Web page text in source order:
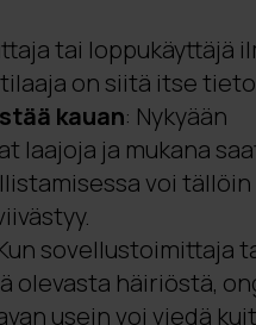
tai loppukäyttäjä
on siitä itse
kauan: Nykyään
laajoja ja mukana
voi
sovellustoimittaja
olevasta häiriöstä,
usein voi viedä